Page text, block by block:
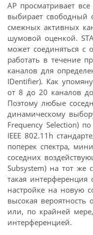
AP просматривает
выбирает
смежных активных
шумовой оценкой.
может соединяться с
работать в течение
каналов для
IDentifier). Как
от 8 до 20 каналов
Поэтому любые
динамическому
Frequency Selection)
IEEE 802.11h
поперек спектра,
соседних
Subsystem) на тот же
такая интерференция
настройке на новую
высокая вероятность
или, по крайней
интерференцией.